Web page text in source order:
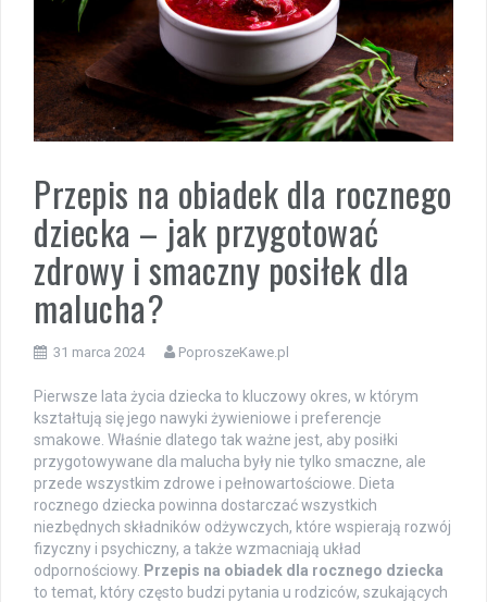
Przepis na obiadek dla rocznego
dziecka – jak przygotować
zdrowy i smaczny posiłek dla
malucha?
31 marca 2024 PoproszeKawe.pl
Pierwsze lata życia dziecka to kluczowy okres, w którym
kształtują się jego nawyki żywieniowe i preferencje
smakowe. Właśnie dlatego tak ważne jest, aby posiłki
przygotowywane dla malucha były nie tylko smaczne, ale
przede wszystkim zdrowe i pełnowartościowe. Dieta
rocznego dziecka powinna dostarczać wszystkich
niezbędnych składników odżywczych, które wspierają rozwój
fizyczny i psychiczny, a także wzmacniają układ
odpornościowy. Przepis na obiadek dla rocznego dziecka
to temat, który często budzi pytania u rodziców, szukających